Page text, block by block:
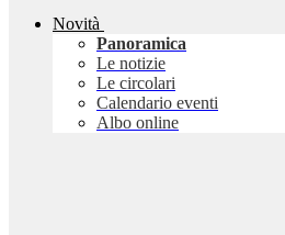
Novità
Panoramica
Le notizie
Le circolari
Calendario eventi
Albo online